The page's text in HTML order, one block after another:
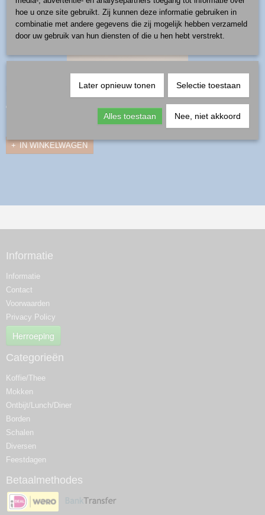
mok 0,15 l - patroon 950
productnummer: 0331-950
€ 23,00
IN WINKELWAGEN
Informatie
Informatie
Contact
Voorwaarden
Privacy Policy
Herroeping
Categorieën
Koffie/Thee
Mokken
Ontbijt/Lunch/Diner
Borden
Schalen
Diversen
Feestdagen
Betaalmethodes
hoe u onze site gebruikt. Zij kunnen deze informatie gebruiken in
combinatie met andere gegevens die zij mogelijk hebben verzameld
door uw gebruik van hun diensten of die u hen hebt verstrekt.
Later opnieuw tonen Selectie toestaan
Alles toestaan Nee, niet akkoord